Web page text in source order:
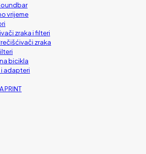
vrijeme
zraka i filteri
zraka
bicikla
adapteri
PRINT